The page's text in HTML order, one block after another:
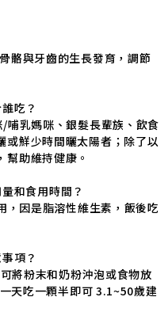
骼與牙齒的生長發育，調節
吃？
哺乳媽咪、銀髮長輩族、飲食
或鮮少時間曬太陽者；除了以
幫助維持健康。
和食用時間？
，因是脂溶性維生素，飯後吃
項？
將粉末和奶粉沖泡或食物放
天吃一顆半即可 3.1~50歲建